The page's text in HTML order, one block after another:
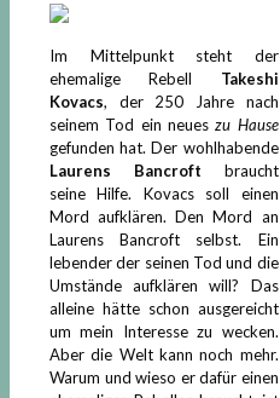
Im Mittelpunkt steht der
ehemalige Rebell Takeshi
Kovacs, der 250 Jahre nach
seinem Tod ein neueszu Hause
gefunden hat. Der wohlhabende
Laurens Bancroft braucht
seine Hilfe. Kovacs soll einen
Mord aufklären. Den Mord an
Laurens Bancroft selbst. Ein
lebender der seinen Tod und die
Umstände aufklären will? Das
alleine hätte schon ausgereicht
um mein Interesse zu wecken.
Aber die Welt kann noch mehr.
Warum und wieso er dafür einen